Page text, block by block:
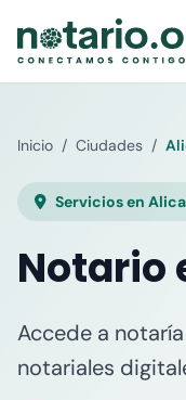
Inicio / Ciudades /
Servicios en
Notario
Accede a
notariales